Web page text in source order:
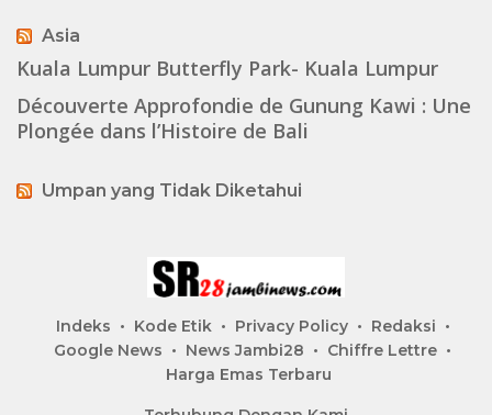
Asia
Kuala Lumpur Butterfly Park- Kuala Lumpur
Découverte Approfondie de Gunung Kawi : Une
Plongée dans l’Histoire de Bali
Umpan yang Tidak Diketahui
Indeks Kode Etik Privacy Policy
Redaksi
Google News
News Jambi28
Chiffre Lettre
Harga Emas Terbaru